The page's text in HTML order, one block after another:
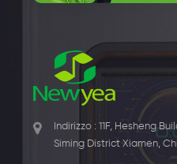
Indirizzo : 11F, Hesheng
Siming District Xiamen,